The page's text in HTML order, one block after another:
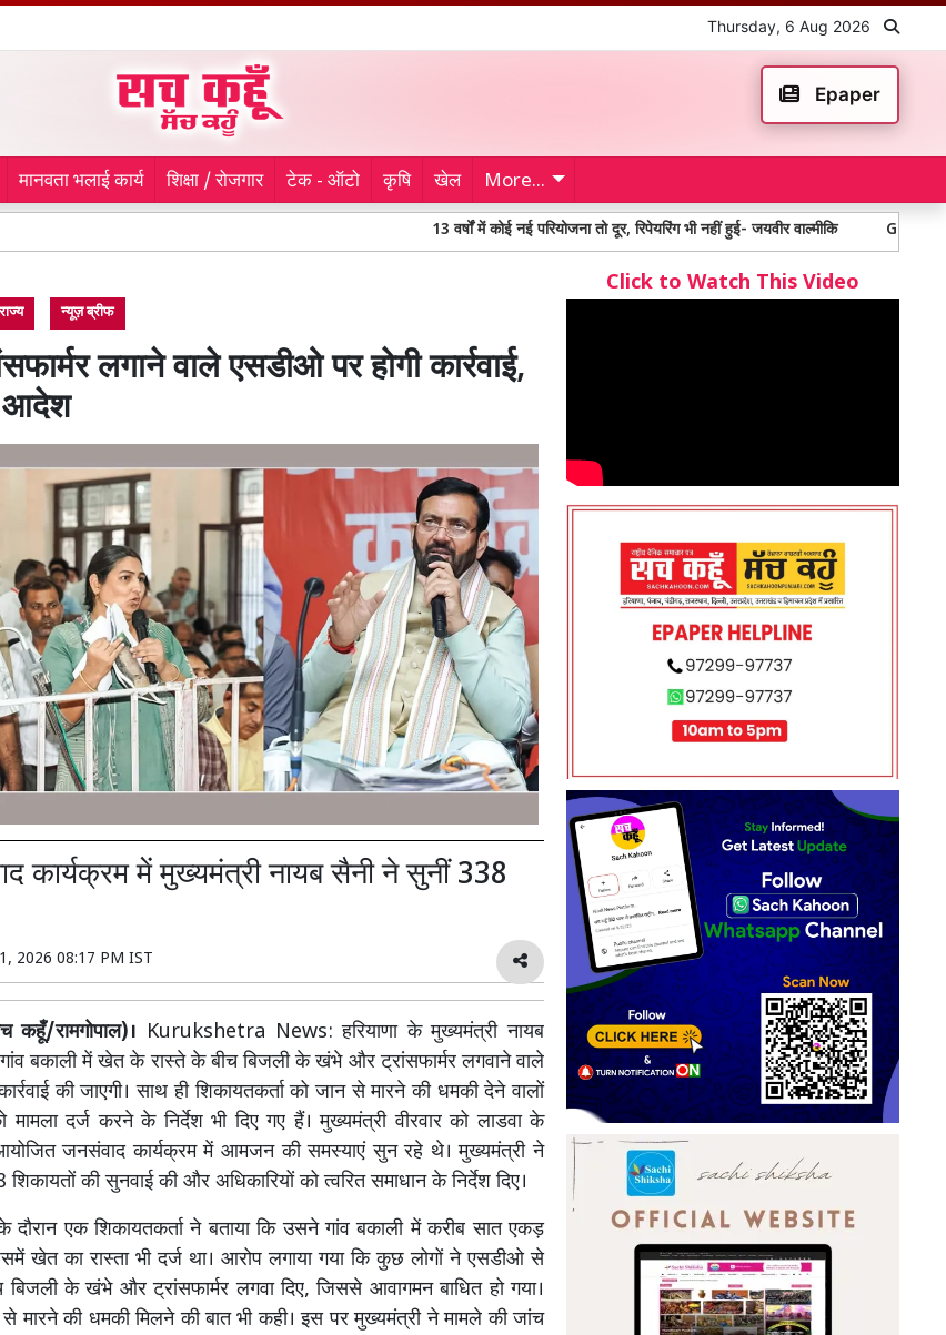
Thursday, 6 Aug 2026
Epaper
मानवता भलाई कार्य शिक्षा / रोजगार टेक - ऑटो कृषि खेल More...
13 वर्षों में कोई नई परियोजना तो दूर, रिपेयरिंग भी नहीं हुई- जयवीर वाल्मीकि Ganganagar
राज्य न्यूज़ ब्रीफ
लगाने वाले एसडीओ पर होगी कार्रवाई,
आदेश
कार्यक्रम में मुख्यमंत्री नायब सैनी ने सुनीं 338
2026 08:17 PM IST
कहूँ/रामगोपाल)। Kurukshetra News: हरियाणा के मुख्यमंत्री नायब
बकाली में खेत के रास्ते के बीच बिजली के खंभे और ट्रांसफार्मर लगवाने वाले
की जाएगी। साथ ही शिकायतकर्ता को जान से मारने की धमकी देने वालों
दर्ज करने के निर्देश भी दिए गए हैं। मुख्यमंत्री वीरवार को लाडवा के
जनसंवाद कार्यक्रम में आमजन की समस्याएं सुन रहे थे। मुख्यमंत्री ने
की सुनवाई की और अधिकारियों को त्वरित समाधान के निर्देश दिए।
दौरान एक शिकायतकर्ता ने बताया कि उसने गांव बकाली में करीब सात एकड़
खेत का रास्ता भी दर्ज था। आरोप लगाया गया कि कुछ लोगों ने एसडीओ से
के खंभे और ट्रांसफार्मर लगवा दिए, जिससे आवागमन बाधित हो गया।
से मारने की धमकी मिलने की बात भी कही। इस पर मुख्यमंत्री ने मामले की जांच
Click to Watch This Video